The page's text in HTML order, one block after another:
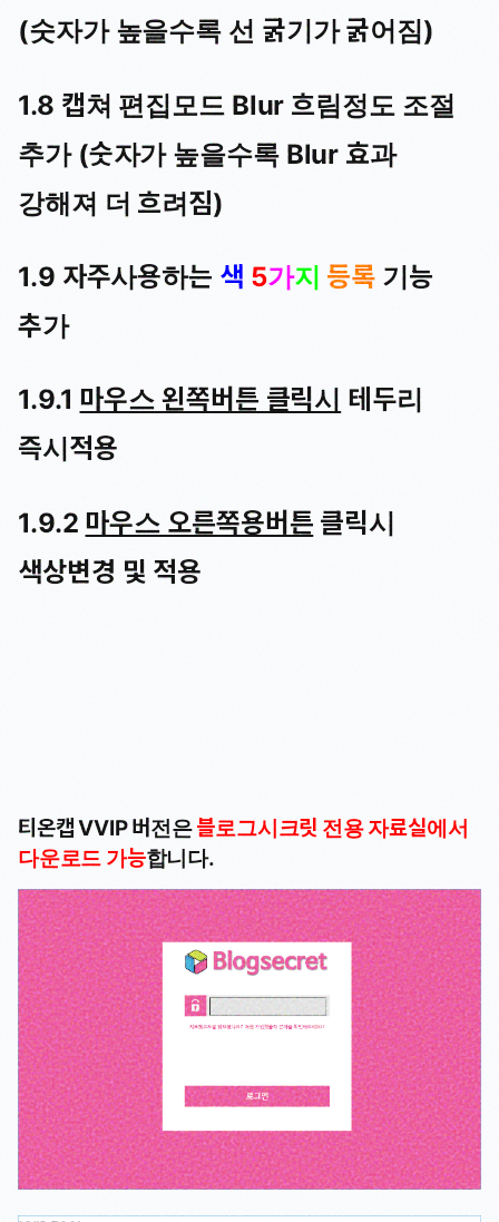
(숫자가 높을수록 선 굵기가 굵어짐)
1.8 캡쳐 편집모드 Blur 흐림정도 조절
추가 (숫자가 높을수록 Blur 효과
강해져 더 흐려짐)
1.9 자주사용하는 색 5가지 등록 기능
추가
1.9.1 마우스 왼쪽버튼 클릭시 테두리
즉시적용
1.9.2 마우스 오른쪽용버튼 클릭시
색상변경 및 적용
티온캡 VVIP 버전은블로그시크릿 전용 자료실에서
다운로드 가능합니다.